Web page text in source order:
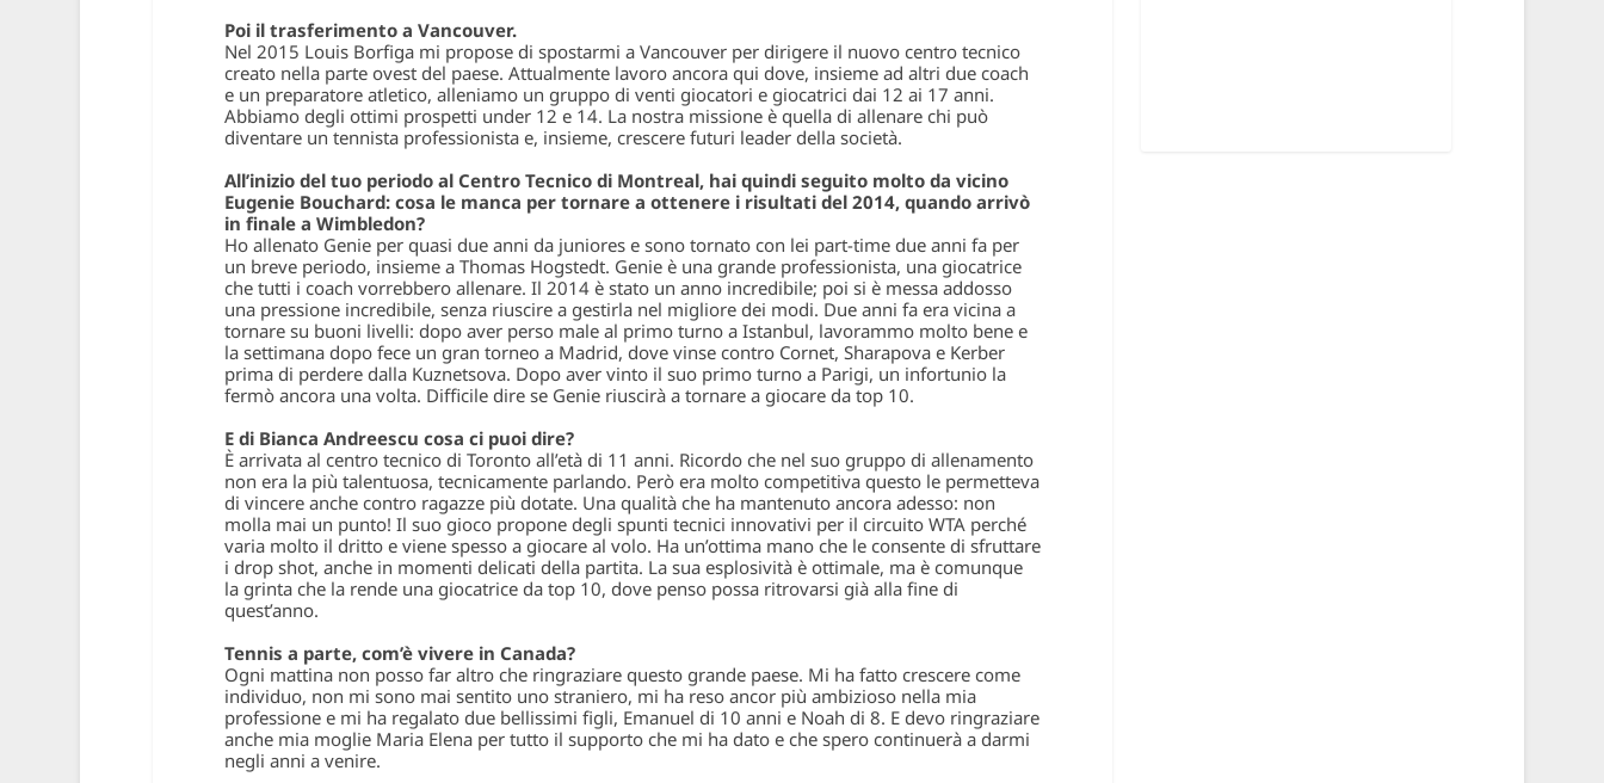
Poi il trasferimento a Vancouver.
Nel 2015 Louis Borfiga mi propose di spostarmi a Vancouver per dirigere il nuovo centro tecnico
creato nella parte ovest del paese. Attualmente lavoro ancora qui dove, insieme ad altri due coach
e un preparatore atletico, alleniamo un gruppo di venti giocatori e giocatrici dai 12 ai 17 anni.
Abbiamo degli ottimi prospetti under 12 e 14. La nostra missione è quella di allenare chi può
diventare un tennista professionista e, insieme, crescere futuri leader della società.
All’inizio del tuo periodo al Centro Tecnico di Montreal, hai quindi seguito molto da vicino
Eugenie Bouchard: cosa le manca per tornare a ottenere i risultati del 2014, quando arrivò
in finale a Wimbledon?
Ho allenato Genie per quasi due anni da juniores e sono tornato con lei part-time due anni fa per
un breve periodo, insieme a Thomas Hogstedt. Genie è una grande professionista, una giocatrice
che tutti i coach vorrebbero allenare. Il 2014 è stato un anno incredibile; poi si è messa addosso
una pressione incredibile, senza riuscire a gestirla nel migliore dei modi. Due anni fa era vicina a
tornare su buoni livelli: dopo aver perso male al primo turno a Istanbul, lavorammo molto bene e
la settimana dopo fece un gran torneo a Madrid, dove vinse contro Cornet, Sharapova e Kerber
prima di perdere dalla Kuznetsova. Dopo aver vinto il suo primo turno a Parigi, un infortunio la
fermò ancora una volta. Difficile dire se Genie riuscirà a tornare a giocare da top 10.
E di Bianca Andreescu cosa ci puoi dire?
È arrivata al centro tecnico di Toronto all’età di 11 anni. Ricordo che nel suo gruppo di allenamento
non era la più talentuosa, tecnicamente parlando. Però era molto competitiva questo le permetteva
di vincere anche contro ragazze più dotate. Una qualità che ha mantenuto ancora adesso: non
molla mai un punto! Il suo gioco propone degli spunti tecnici innovativi per il circuito WTA perché
varia molto il dritto e viene spesso a giocare al volo. Ha un’ottima mano che le consente di sfruttare
i drop shot, anche in momenti delicati della partita. La sua esplosività è ottimale, ma è comunque
la grinta che la rende una giocatrice da top 10, dove penso possa ritrovarsi già alla fine di
quest’anno.
Tennis a parte, com’è vivere in Canada?
Ogni mattina non posso far altro che ringraziare questo grande paese. Mi ha fatto crescere come
individuo, non mi sono mai sentito uno straniero, mi ha reso ancor più ambizioso nella mia
professione e mi ha regalato due bellissimi figli, Emanuel di 10 anni e Noah di 8. E devo ringraziare
anche mia moglie Maria Elena per tutto il supporto che mi ha dato e che spero continuerà a darmi
negli anni a venire.